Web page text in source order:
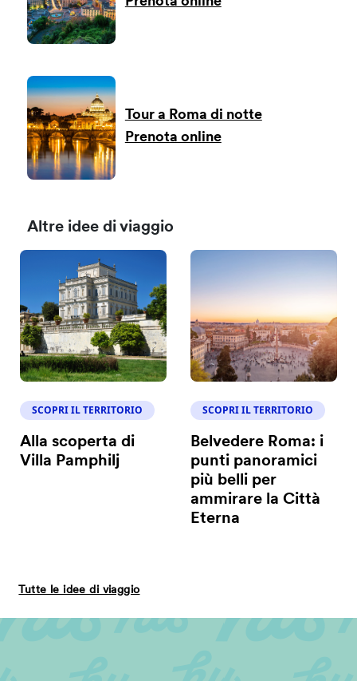
Tour a Roma di notte
Prenota online
Altre idee di viaggio
SCOPRI IL TERRITORIO
Alla scoperta di
Villa Pamphilj
SCOPRI IL TERRITORIO
Belvedere Roma: i
punti panoramici
più belli per
ammirare la Città
Eterna
Tutte le idee di viaggio